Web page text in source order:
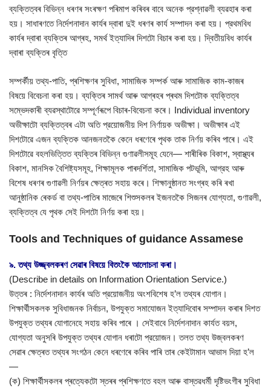
ব্যক্তিত্বৰ বিভিন্ন ধৰণৰ সংৰক্ষণ পৰিমাপ কৰিবৰ বাবে অনেক প্রশ্নাৱলী ব্যৱহাৰ কৰা
হয়। সাধাৰণতে নিৰ্দেশনাদান কাৰ্যৰ দ্বাৰা দুই ধৰণৰ কাৰ্য সম্পাদন কৰা হয়। প্রথমবিধ
কাৰ্যৰ দ্বাৰা ব্যক্তিৰ আগ্ৰহ, সমৰ্থ ইত্যাদিৰ দিশটো বিচাৰ কৰা হয়। দ্বিতীয়বিধ কাৰ্যৰ
দ্বাৰা ব্যক্তিৰ বৃত্তি
সম্পৰ্কীয় তথ্য-পাতি, প্ৰশিক্ষণৰ সুবিধা, সামাজিক সম্পৰ্ক আৰু সামাজিক কাম-কাজৰ
বিষয়ে বিবেচনা কৰা হয়। ব্যক্তিৰ সামৰ্থ আৰু আগ্ৰহৰ প্ৰথম দিশটোক ব্যক্তিত্ব
সম্ভেদকাৰী ব্যৱস্থাটোৱে সম্পূৰ্ণৰূপে বিচাৰ-বিবেচনা কৰে। Individual inventory
অভীক্ষাটো ব্যক্তিত্বৰ এটা অতি প্রয়োজনীয় দিশ নির্ণায়ক অভীক্ষা। অভীক্ষাৰ এই
দিশটোৱে এজন ব্যক্তিক আনজনতকৈ কেনে ধৰণেৰে পৃথক তাক নির্ণয় কৰিব পাৰে। এই
দিশটোৱে বহলভিত্তিত ব্যক্তিৰ বিভিন্ন গুণাৱলীসমূহ যেনে— শাৰীৰিক বিকাশ, স্বাস্থ্যৰ
বিকাশ, মানসিক বৈশিষ্ট্যসমূহ, শিক্ষামূলক পাৰদৰ্শিতা, সামাজিক পটভূমি, আগ্রহ আৰু
বিশেষ ধৰণৰ গুণাৱলী নিৰ্ণয়ৰ ক্ষেত্ৰত সহায় কৰে। শিক্ষানুষ্ঠানত সংগ্ৰহ কৰি ৰখা
আনুষ্ঠানিক ৰেকৰ্ড বা তথ্য-পাতিৰ মাজেৰে শিশুসকলৰ ইজনতকৈ সিজনৰ যোগ্যতা, গুণাৱলী,
ব্যক্তিত্ব যে পৃথক সেই দিশটো নির্ণয় কৰা হয়।
Tools and Techniques of guidance Assamese
৯. তথ্য উজ্জ্বলকৰণ সেৱাৰ বিষয়ে বিতংকৈ আলোচনা কৰা।
(Describe in details on Information Orientation Service.)
উত্তৰ : নিৰ্দেশনাদান কাৰ্যৰ অতি প্রয়োজনীয় অংশবিশেষ হ’ল তথ্যৰ যোগান।
শিক্ষার্থীসকলক সুবিধাজনক নির্বাচন, উপযুক্ত সমাযোজন ইত্যাদিবোৰ সম্পাদন কৰাৰ দিশত
উপযুক্ত তথ্যৰ যোগানেহে সহায় কৰিব পাৰে । সেইবাবে নির্দেশনাদান কার্যত বয়স,
যোগ্যতা অনুসৰি উপযুক্ত তথ্যৰ যোগান ধৰাটো প্রয়োজন। তলত তথ্য উজ্বলকৰণ
সেৱাৰ ক্ষেত্ৰত তথ্যৰ সংগঠন কেনে ধৰণেৰে কৰিব পাৰি তাৰ কেইটামান আভাস দিয়া হ’ল
—
(ক) শিক্ষাৰ্থীসকলৰ প্ৰত্যেকটো স্তৰৰ প্ৰশিক্ষণতে বহল আৰু বাস্তৱধৰ্মী দৃষ্টিভংগীৰ সুবিধা